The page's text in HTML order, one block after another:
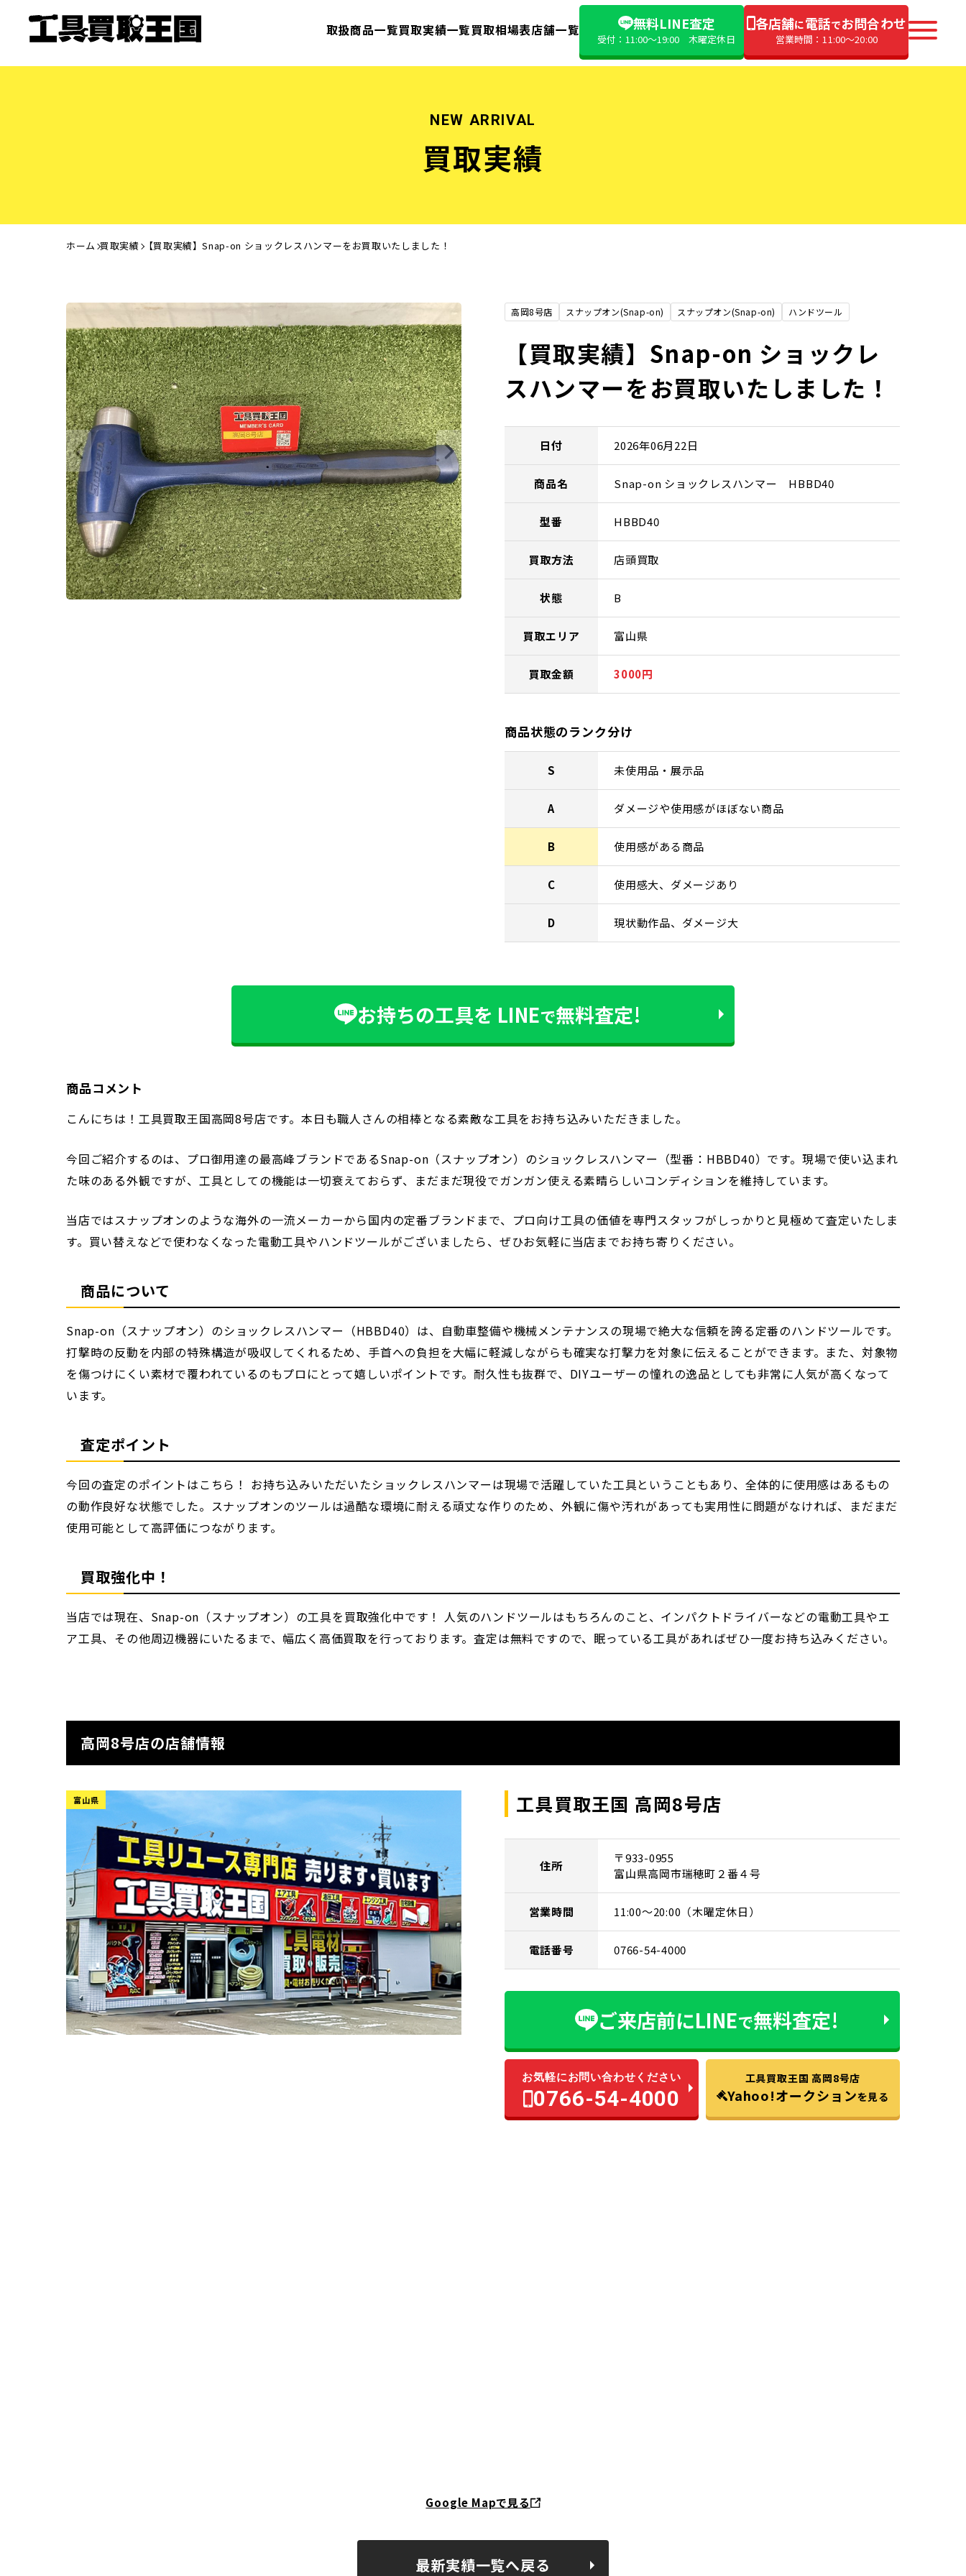
取扱商品一覧買取実績一覧買取相場表店舗一覧 無料LINE査定
受付：11:00〜19:00 木曜定休日
各店舗に電話でお問合わせ
営業時間：11:00〜20:00
NEW ARRIVAL
買取実績
ホーム 買取実績 【買取実績】Snap-on ショックレスハンマーをお買取いたしました！
高岡8号店 スナップオン(Snap-on) スナップオン(Snap-on) ハンドツール
【買取実績】Snap-on ショックレ
スハンマーをお買取いたしました！
日付 2026年06月22日
商品名 Snap-on ショックレスハンマー HBBD40
型番 HBBD40
買取方法 店頭買取
状態 B
買取エリア 富山県
買取金額 3000円
商品状態のランク分け
S 未使用品・展示品
A ダメージや使用感がほぼない商品
B 使用感がある商品
C 使用感大、ダメージあり
D 現状動作品、ダメージ大
お持ちの工具を LINEで無料査定!
商品コメント
こんにちは！工具買取王国高岡8号店です。本日も職人さんの相棒となる素敵な工具をお持ち込みいただきました。
今回ご紹介するのは、プロ御用達の最高峰ブランドであるSnap-on（スナップオン）のショックレスハンマー（型番：HBBD40）です。現場で使い込まれ
た味のある外観ですが、工具としての機能は一切衰えておらず、まだまだ現役でガンガン使える素晴らしいコンディションを維持しています。
当店ではスナップオンのような海外の一流メーカーから国内の定番ブランドまで、プロ向け工具の価値を専門スタッフがしっかりと見極めて査定いたしま
す。買い替えなどで使わなくなった電動工具やハンドツールがございましたら、ぜひお気軽に当店までお持ち寄りください。
商品について
Snap-on（スナップオン）のショックレスハンマー（HBBD40）は、自動車整備や機械メンテナンスの現場で絶大な信頼を誇る定番のハンドツールです。
打撃時の反動を内部の特殊構造が吸収してくれるため、手首への負担を大幅に軽減しながらも確実な打撃力を対象に伝えることができます。また、対象物
を傷つけにくい素材で覆われているのもプロにとって嬉しいポイントです。耐久性も抜群で、DIYユーザーの憧れの逸品としても非常に人気が高くなって
います。
査定ポイント
今回の査定のポイントはこちら！ お持ち込みいただいたショックレスハンマーは現場で活躍していた工具ということもあり、全体的に使用感はあるもの
の動作良好な状態でした。スナップオンのツールは過酷な環境に耐える頑丈な作りのため、外観に傷や汚れがあっても実用性に問題がなければ、まだまだ
使用可能として高評価につながります。
買取強化中！
当店では現在、Snap-on（スナップオン）の工具を買取強化中です！ 人気のハンドツールはもちろんのこと、インパクトドライバーなどの電動工具やエ
ア工具、その他周辺機器にいたるまで、幅広く高価買取を行っております。査定は無料ですので、眠っている工具があればぜひ一度お持ち込みください。
高岡8号店の店舗情報
富山県 工具買取王国 高岡8号店
住所
〒933-0955
富山県高岡市瑞穂町２番４号
営業時間 11:00～20:00（木曜定休日）
電話番号 0766-54-4000
ご来店前にLINEで無料査定!
お気軽にお問い合わせください
0766-54-4000
工具買取王国 高岡8号店
Yahoo!オークションを見る
Google Mapで見る
最新実績一覧へ戻る